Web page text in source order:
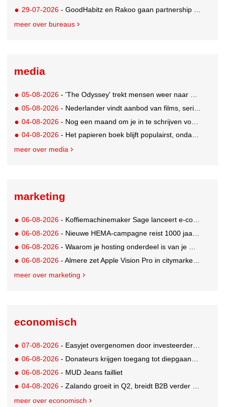
29-07-2026 - GoodHabitz en Rakoo gaan partnership aan voor geïntegreerde talentontwikkeling
meer over bureaus
media
05-08-2026 - 'The Odyssey' trekt mensen weer naar de bioscoop
05-08-2026 - Nederlander vindt aanbod van films, series en sport vaak versnipperd
04-08-2026 - Nog een maand om je in te schrijven voor de Mercurs 2026
04-08-2026 - Het papieren boek blijft populairst, ondanks digitale alternatieven
meer over media
marketing
06-08-2026 - Koffiemachinemaker Sage lanceert e-commerceplatform voor koffieliefhebbers
06-08-2026 - Nieuwe HEMA-campagne reist 1000 jaar terug in de tijd naar 'Hemastein'
06-08-2026 - Waarom je hosting onderdeel is van je merkstrategie
06-08-2026 - Almere zet Apple Vision Pro in citymarketing
meer over marketing
economisch
07-08-2026 - Easyjet overgenomen door investeerder Apollo
06-08-2026 - Donateurs krijgen toegang tot diepgaandere informatie over goede doelen
06-08-2026 - MUD Jeans failliet
04-08-2026 - Zalando groeit in Q2, breidt B2B verder uit en innoveert met AI
meer over economisch